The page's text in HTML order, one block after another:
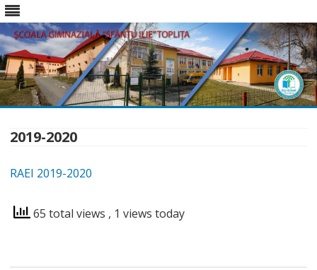
Skip
2019-2020
RAEI 2019-2020
65 total views , 1 views today